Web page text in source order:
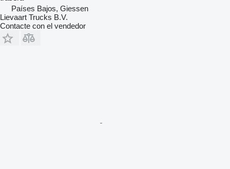
Países Bajos, Giessen
Lievaart Trucks B.V.
Contacte con el vendedor